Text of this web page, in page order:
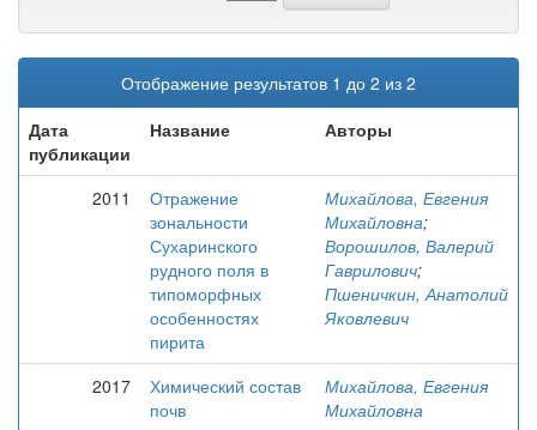
Отображение результатов 1 до 2 из 2
Дата
публикации
Название Авторы
2011
Отражение
зональности
Сухаринского
рудного поля в
типоморфных
особенностях
пирита
Михайлова, Евгения
Михайловна;
Ворошилов, Валерий
Гаврилович;
Пшеничкин, Анатолий
Яковлевич
2017
Химический состав
почв
Михайлова, Евгения
Михайловна